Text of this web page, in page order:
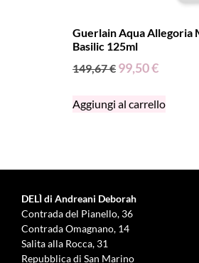
Guerlain Aqua Allegoria
Basilic 125ml
149,67€ 99,50€
Aggiungi al carrello
DELÌ di Andreani Deborah
Contrada del Pianello, 36
Contrada Omagnano, 14
Salita alla Rocca, 31
Repubblica di San Marino